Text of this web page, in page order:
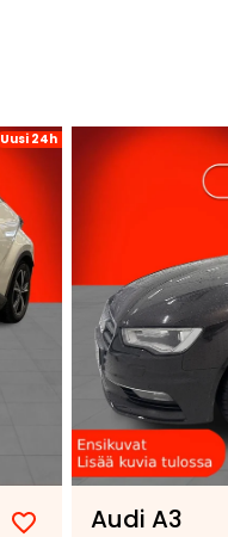
Uusi 24h
Audi A3